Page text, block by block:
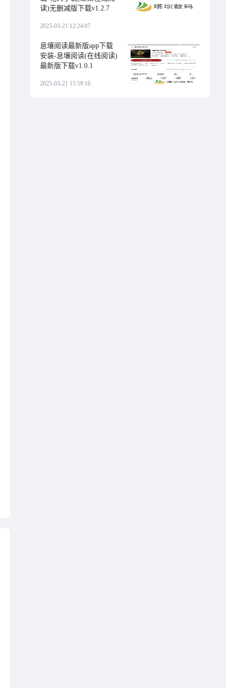
读)无删减版下载v1.2.7
2025-03-21 12:24:07
息壤阅读最新版app下载
安装-息壤阅读(在线阅读)
最新版下载v1.0.1
2025-03-21 15:59:16